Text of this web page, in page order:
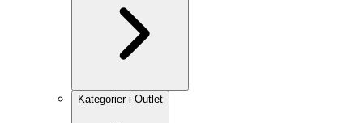
Kategorier i Outlet